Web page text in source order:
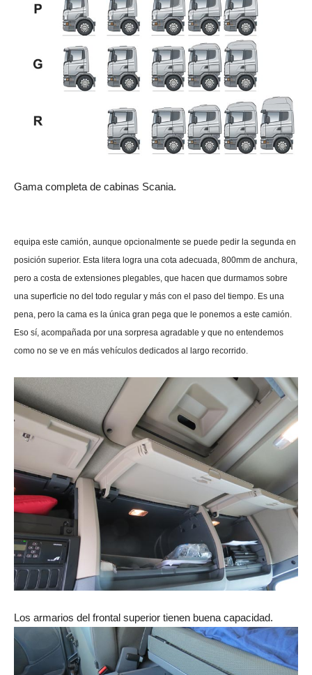
Gama completa de cabinas Scania.
equipa este camión, aunque opcionalmente se puede pedir la segunda en
posición superior. Esta litera logra una cota adecuada, 800mm de anchura,
pero a costa de extensiones plegables, que hacen que durmamos sobre
una superficie no del todo regular y más con el paso del tiempo. Es una
pena, pero la cama es la única gran pega que le ponemos a este camión.
Eso sí, acompañada por una sorpresa agradable y que no entendemos
como no se ve en más vehículos dedicados al largo recorrido.
Los armarios del frontal superior tienen buena capacidad.